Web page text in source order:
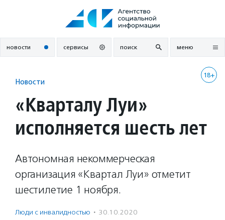
новости сервисы поиск меню
18+
Новости
«Кварталу Луи»
исполняется шесть лет
Автономная некоммерческая
организация «Квартал Луи» отметит
шестилетие 1 ноября.
Люди с инвалидностью · 30.10.2020